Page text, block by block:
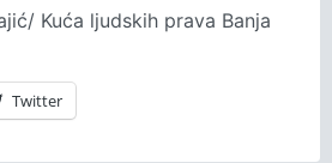
Kuća ljudskih prava Banja
Twitter